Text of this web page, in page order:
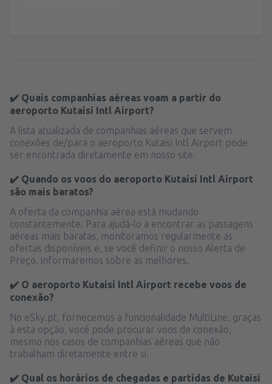
✔️ Quais companhias aéreas voam a partir do
aeroporto Kutaisi Intl Airport?
A lista atualizada de companhias aéreas que servem
conexões de/para o aeroporto Kutaisi Intl Airport pode
ser encontrada diretamente em nosso site.
✔️ Quando os voos do aeroporto Kutaisi Intl Airport
são mais baratos?
A oferta da companhia aérea está mudando
constantemente. Para ajudá-lo a encontrar as passagens
aéreas mais baratas, monitoramos regularmente as
ofertas disponíveis e, se você definir o nosso Alerta de
Preço, informaremos sobre as melhores.
✔️ O aeroporto Kutaisi Intl Airport recebe voos de
conexão?
No eSky.pt, fornecemos a funcionalidade MultiLine, graças
à esta opção, você pode procurar voos de conexão,
mesmo nos casos de companhias aéreas que não
trabalham diretamente entre si.
✔️ Qual os horários de chegadas e partidas de Kutaisi